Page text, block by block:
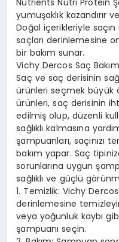
yumuşaklık kazandırır
Doğal içerikleriyle
saçları derinlemesine
bir bakım sunar.
Vichy Dercos Saç
Saç ve saç derisinin
ürünleri seçmek büyük
ürünleri, saç derisinin
edilmiş olup, düzenli
sağlıklı kalmasına
şampuanları, saçınızı
bakım yapar. Saç
sorunlarına uygun
sağlıklı ve güçlü
1. Temizlik: Vichy
derinlemesine
veya yoğunluk kaybı
şampuanı seçin.